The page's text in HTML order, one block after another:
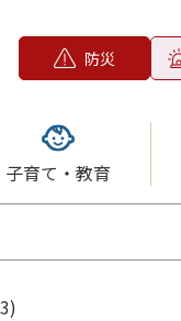
防災
子育て・教育